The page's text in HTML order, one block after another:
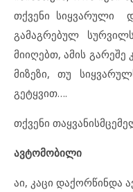
თქვენი სიყვარული
გამაგრებულ
მიიღებთ, ამის გარეშე
მიზეზი, თუ
გეტყვით….
თქვენი
ავტომობილი
აი, კაცი დაქორწინდა